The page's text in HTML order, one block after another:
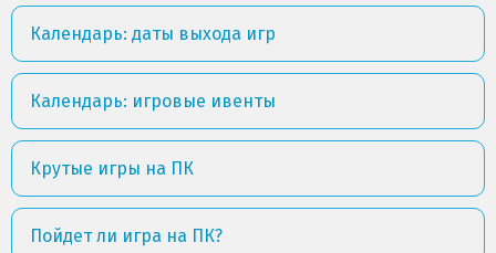
Календарь: даты выхода игр
Календарь: игровые ивенты
Крутые игры на ПК
Пойдет ли игра на ПК?